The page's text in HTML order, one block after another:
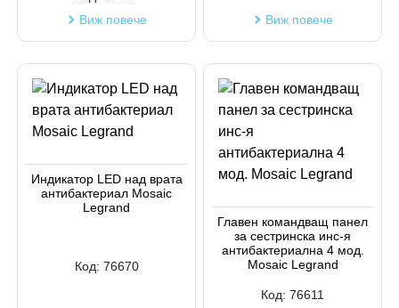
Виж повече
Виж повече
Индикатор LED над врата
антибактериал Mosaic
Legrand
Код: 76670
Главен командващ панел
за сестринска инс-я
антибактериална 4 мод.
Mosaic Legrand
Код: 76611